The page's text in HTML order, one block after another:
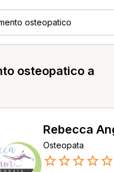
osteopatico
osteopatico a
Rebecca
Osteopata